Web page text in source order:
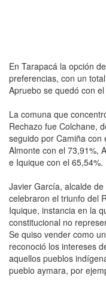
En Tarapacá la opción
preferencias, con un
Apruebo se quedó con
La comuna que
Rechazo fue Colchane,
seguido por Camiña con
Almonte con el 73,91%,
e Iquique con el 65,54%.
Javier García, alcalde
celebraron el triunfo del
Iquique, instancia en la
constitucional no
Se quiso vender como
reconoció los intereses
aquellos pueblos
pueblo aymara, por